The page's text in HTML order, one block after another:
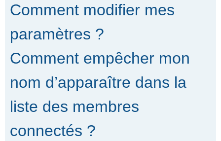
Comment modifier mes
paramètres ?
Comment empêcher mon
nom d’apparaître dans la
liste des membres
connectés ?